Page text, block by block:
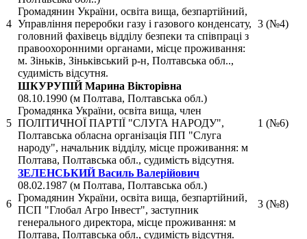
4
Громадянин України, освіта вища, безпартійний,
Управління переробки газу і газового конденсату,
головний фахівець відділу безпеки та співпраці з
правоохоронними органами, місце проживання:
м. Зіньків, Зіньківський р-н, Полтавська обл..,
судимість відсутня.
3 (№4)
5
ШКУРУПІЙ Марина Вікторівна
08.10.1990 (м Полтава, Полтавська обл.)
Громадянка України, освіта вища, член
ПОЛІТИЧНОЇ ПАРТІЇ "СЛУГА НАРОДУ",
Полтавська обласна організація ПП "Слуга
народу", начальник відділу, місце проживання: м
Полтава, Полтавська обл., судимість відсутня.
1 (№6)
6
ЗЕЛЕНСЬКИЙ Василь Валерійович
08.02.1987 (м Полтава, Полтавська обл.)
Громадянин України, освіта вища, безпартійний,
ПСП "Глобал Агро Інвест", заступник
генерального директора, місце проживання: м
Полтава, Полтавська обл., судимість відсутня.
3 (№8)